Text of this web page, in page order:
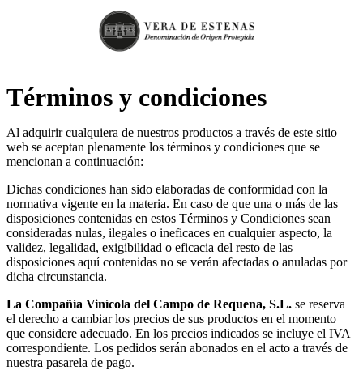
Términos y condiciones
Al adquirir cualquiera de nuestros productos a través de este sitio
web se aceptan plenamente los términos y condiciones que se
mencionan a continuación:
Dichas condiciones han sido elaboradas de conformidad con la
normativa vigente en la materia. En caso de que una o más de las
disposiciones contenidas en estos Términos y Condiciones sean
consideradas nulas, ilegales o ineficaces en cualquier aspecto, la
validez, legalidad, exigibilidad o eficacia del resto de las
disposiciones aquí contenidas no se verán afectadas o anuladas por
dicha circunstancia.
La Compañía Vinícola del Campo de Requena, S.L. se reserva
el derecho a cambiar los precios de sus productos en el momento
que considere adecuado. En los precios indicados se incluye el IVA
correspondiente. Los pedidos serán abonados en el acto a través de
nuestra pasarela de pago.